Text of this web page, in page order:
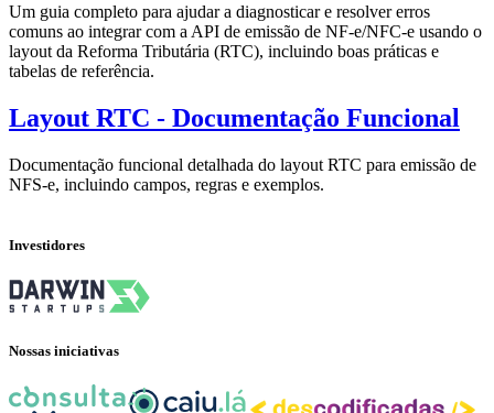
Um guia completo para ajudar a diagnosticar e resolver erros
comuns ao integrar com a API de emissão de NF-e/NFC-e usando o
layout da Reforma Tributária (RTC), incluindo boas práticas e
tabelas de referência.
Layout RTC - Documentação Funcional
Documentação funcional detalhada do layout RTC para emissão de
NFS-e, incluindo campos, regras e exemplos.
Investidores
Nossas iniciativas